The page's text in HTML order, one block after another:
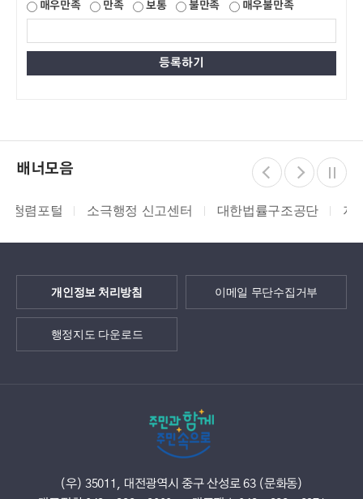
매우만족 만족 보통 불만족 매우불만족
배너모음
소극행정 신고센터 대한법률구조공단 지적측량바로
개인정보 처리방침 이메일 무단수집거부
행정지도 다운로드
(우) 35011, 대전광역시 중구 산성로 63 (문화동)